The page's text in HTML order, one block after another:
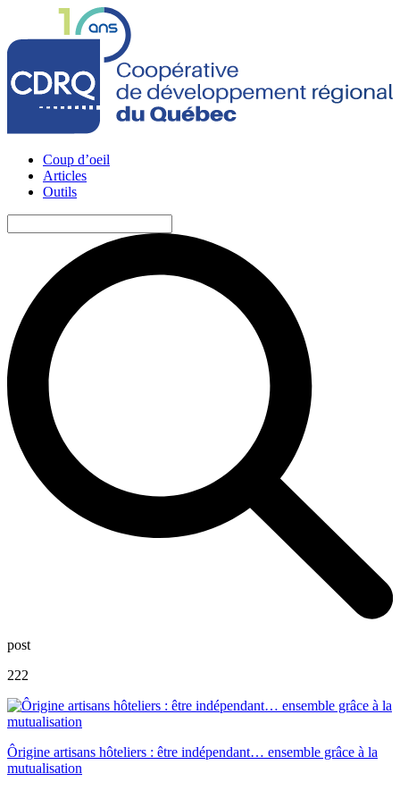
Coup d’oeil
Articles
Outils
post
222
Ôrigine artisans hôteliers : être indépendant… ensemble grâce à la
mutualisation